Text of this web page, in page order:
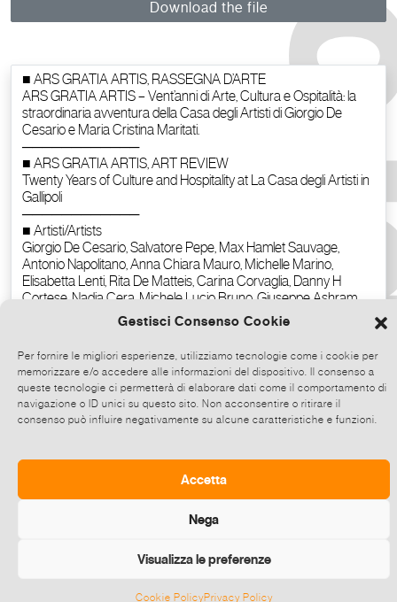
Gestisci Consenso Cookie
Per fornire le migliori esperienze, utilizziamo tecnologie come i cookie per
memorizzare e/o accedere alle informazioni del dispositivo. Il consenso a
queste tecnologie ci permetterà di elaborare dati come il comportamento di
navigazione o ID unici su questo sito. Non acconsentire o ritirare il
consenso può influire negativamente su alcune caratteristiche e funzioni.
Accetta
Nega
Visualizza le preferenze
Cookie PolicyPrivacy Policy
Download the file